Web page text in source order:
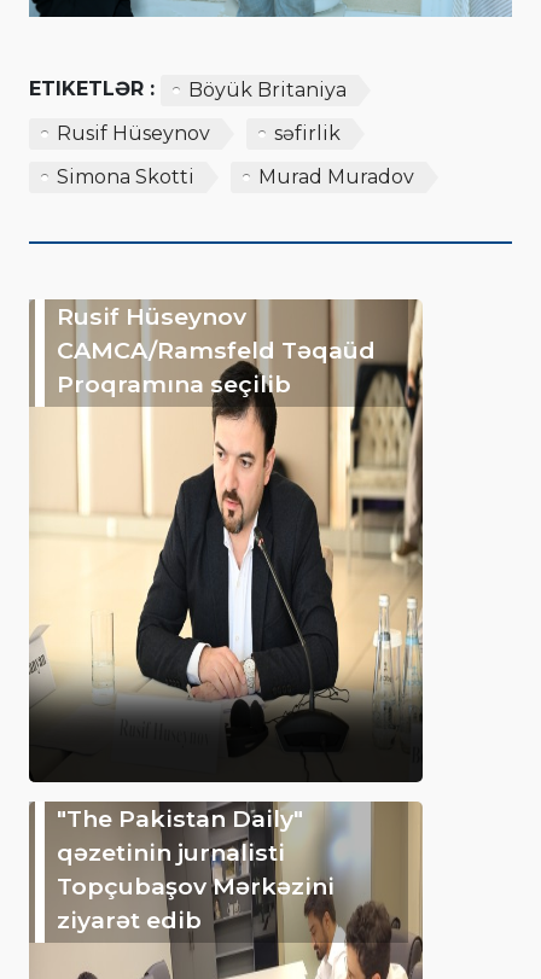
ETIKETLƏR :
Böyük Britaniya
Rusif Hüseynov
səfirlik
Simona Skotti
Murad Muradov
Rusif Hüseynov
CAMCA/Ramsfeld Təqaüd
Proqramına seçilib
"The Pakistan Daily"
qəzetinin jurnalisti
Topçubaşov Mərkəzini
ziyarət edib